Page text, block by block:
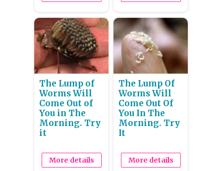
The Lump of
Worms Will
Come Out of
You in The
Morning. Try
it
More details
The Lump Of
Worms Will
Come Out Of
You In The
Morning. Try
It
More details